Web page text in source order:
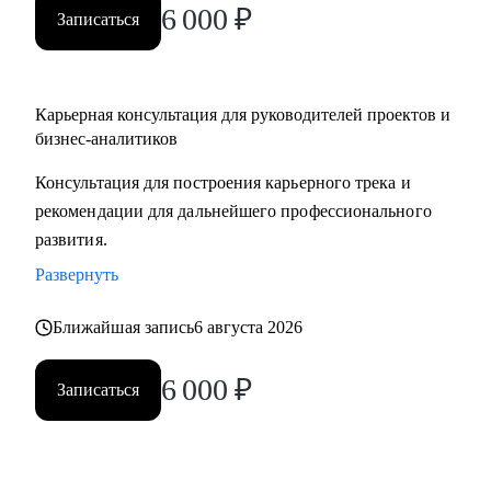
Записаться 6 000 ₽
Карьерная консультация для руководителей проектов и
бизнес-аналитиков
Консультация для построения карьерного трека и
рекомендации для дальнейшего профессионального
развития.
Развернуть
Ближайшая запись6 августа 2026
Записаться 6 000 ₽